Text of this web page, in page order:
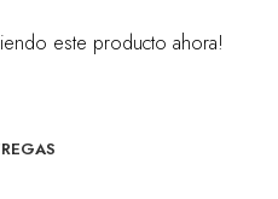
este producto ahora!